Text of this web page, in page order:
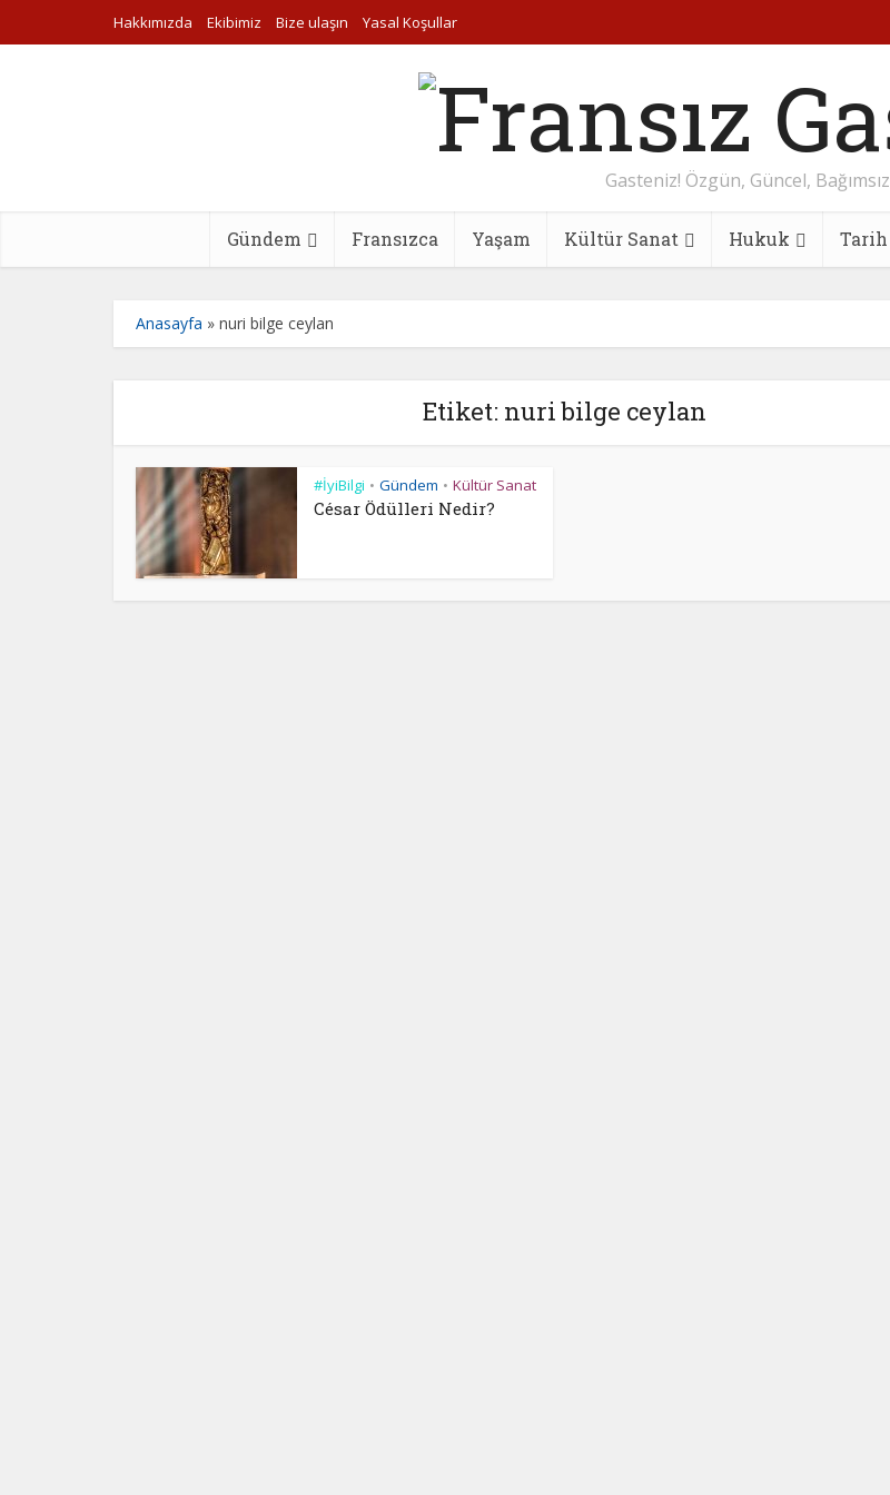
Hakkımızda Ekibimiz Bize ulaşın Yasal Koşullar
Gasteniz! Özgün, Güncel, Bağımsız
Gündem Fransızca Yaşam Kültür Sanat Hukuk Tarih
Anasayfa » nuri bilge ceylan
Etiket: nuri bilge ceylan
#İyiBilgi • Gündem • Kültür Sanat
César Ödülleri Nedir?